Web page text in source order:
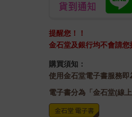
提醒您！！
金石堂及銀行均不會請
購買須知：
使用金石堂電子書服務即
電子書分為「金石堂(線